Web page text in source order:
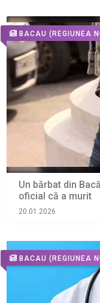
BACAU (REGIUNEA
Un bărbat din
oficial că a murit
20.01.2026
BACAU (REGIUNEA